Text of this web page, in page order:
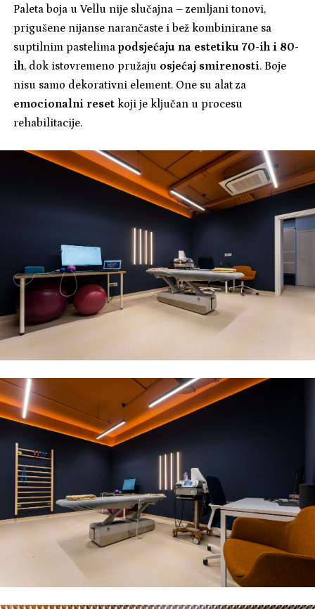
Paleta boja u Vellu nije slučajna – zemljani tonovi,
prigušene nijanse narančaste i bež kombinirane sa
suptilnim pastelimapodsjećaju na estetiku 70-ih i 80-
ih, dok istovremeno pružaju osjećaj smirenosti. Boje
nisu samo dekorativni element. One su alat za
emocionalni reset koji je ključan u procesu
rehabilitacije.